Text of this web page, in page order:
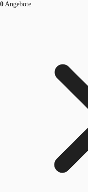
0 Angebote